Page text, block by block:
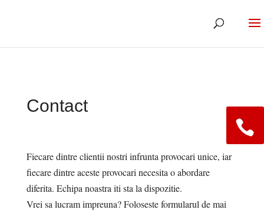
Contact
Fiecare dintre clientii nostri infrunta provocari unice, iar
fiecare dintre aceste provocari necesita o abordare
diferita. Echipa noastra iti sta la dispozitie.
Vrei sa lucram impreuna? Foloseste formularul de mai